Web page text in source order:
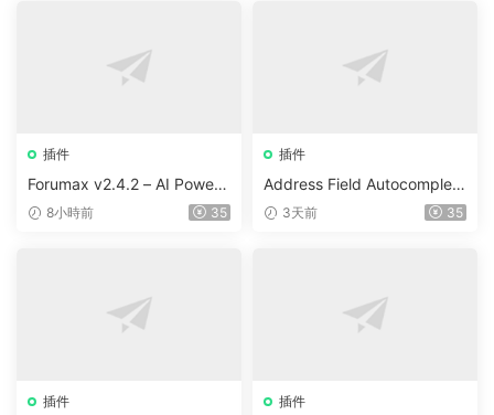
插件
Forumax v2.4.2 – AI Powere
d Advanced Community For
8小時前 35
插件
Address Field Autocomplete
For WooCommerce v1.3.2
3天前 35
插件 插件